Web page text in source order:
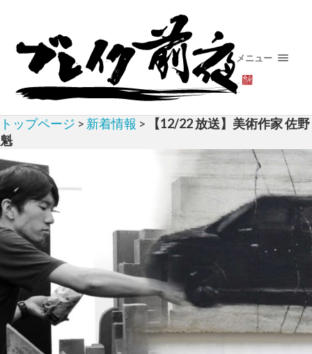
メニュー
トップページ > 新着情報 >
【12/22 放送】美術作家 佐野
魁